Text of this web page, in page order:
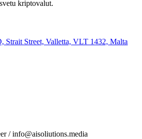
kriptovalut.
Street, Valletta, VLT 1432, Malta
/info@aisoliutions.media